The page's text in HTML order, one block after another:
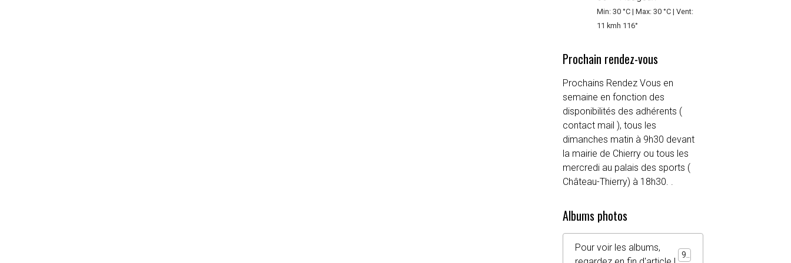
Min: 30 °C | Max: 30 °C | Vent:
11 kmh 116°
Prochain rendez-vous
Prochains Rendez Vous en
semaine en fonction des
disponibilités des adhérents (
contact mail ), tous les
dimanches matin à 9h30 devant
la mairie de Chierry ou tous les
mercredi au palais des sports (
Château-Thierry) à 18h30. .
Albums photos
Pour voir les albums,